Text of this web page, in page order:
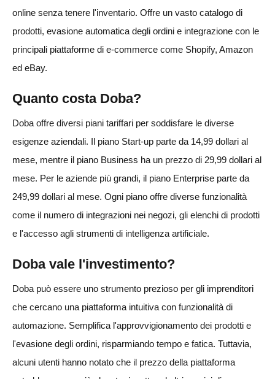
online senza tenere l'inventario. Offre un vasto catalogo di
prodotti, evasione automatica degli ordini e integrazione con le
principali piattaforme di e-commerce come Shopify, Amazon
ed eBay.
Quanto costa Doba?
Doba offre diversi piani tariffari per soddisfare le diverse
esigenze aziendali. Il piano Start-up parte da 14,99 dollari al
mese, mentre il piano Business ha un prezzo di 29,99 dollari al
mese. Per le aziende più grandi, il piano Enterprise parte da
249,99 dollari al mese. Ogni piano offre diverse funzionalità
come il numero di integrazioni nei negozi, gli elenchi di prodotti
e l'accesso agli strumenti di intelligenza artificiale.
Doba vale l'investimento?
Doba può essere uno strumento prezioso per gli imprenditori
che cercano una piattaforma intuitiva con funzionalità di
automazione. Semplifica l'approvvigionamento dei prodotti e
l'evasione degli ordini, risparmiando tempo e fatica. Tuttavia,
alcuni utenti hanno notato che il prezzo della piattaforma